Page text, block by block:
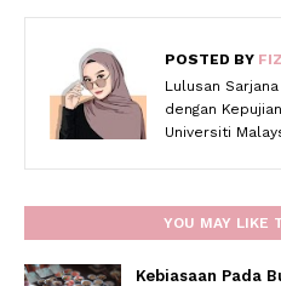
POSTED BY
Lulusan
dengan
Universiti
YOU MAY LIKE
Kebiasaan Pada